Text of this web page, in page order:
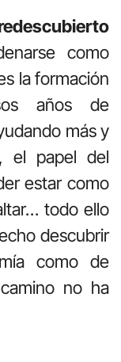
como
la formación
años de
más y
el papel del
estar como
todo ello
descubrir
como de
no ha